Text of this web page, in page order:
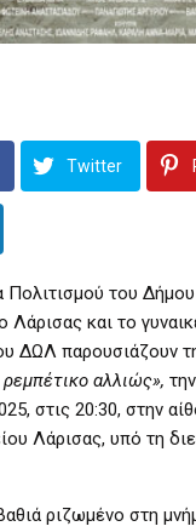
Twitter
Πολιτισμού του
Λάρισας και το
ΔΩΛ παρουσιάζουν
αλλιώς»,
στις 20:30, στην
Λάρισας, υπό τη
ριζωμένο στη